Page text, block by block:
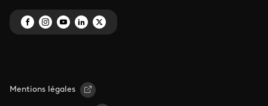
Mentions légales